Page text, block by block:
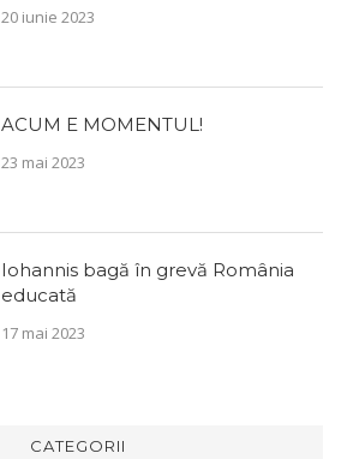
20 iunie 2023
ACUM E MOMENTUL!
23 mai 2023
Iohannis bagă în grevă România
educată
17 mai 2023
CATEGORII